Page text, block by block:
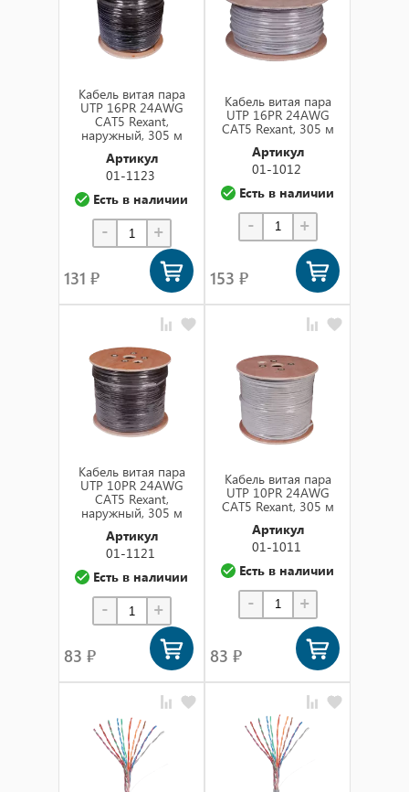
Кабель витая пара
UTP 16PR 24AWG
CAT5 Rexant,
наружный, 305 м
Артикул
01-1123
Есть в наличии
- +
131 ₽
Кабель витая пара
UTP 16PR 24AWG
CAT5 Rexant, 305 м
Артикул
01-1012
Есть в наличии
- +
153 ₽
Кабель витая пара
UTP 10PR 24AWG
CAT5 Rexant,
наружный, 305 м
Артикул
01-1121
Есть в наличии
- +
83 ₽
Кабель витая пара
UTP 10PR 24AWG
CAT5 Rexant, 305 м
Артикул
01-1011
Есть в наличии
- +
83 ₽